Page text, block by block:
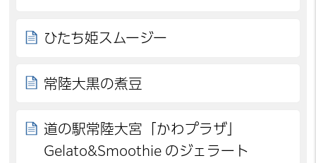
ひたち姫スムージー
常陸大黒の煮豆
道の駅常陸大宮「かわプラザ」
Gelato&Smoothie のジェラート